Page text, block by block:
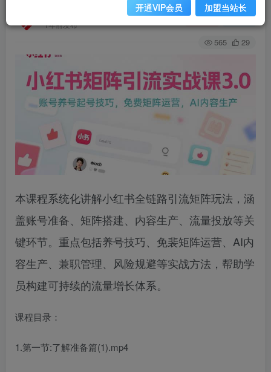
1年前发布
关注 私信
565 29
本课程系统化讲解小红书全链路引流矩阵玩法，涵
盖账号准备、矩阵搭建、内容生产、流量投放等关
键环节。重点包括养号技巧、免裴矩阵运营、AI内
容生产、兼职管理、风险规避等实战方法，帮助学
员构建可持续的流量增长体系。
课程目录：
1.第一节:了解准备篇(1).mp4
开通VIP会员 加盟当站长